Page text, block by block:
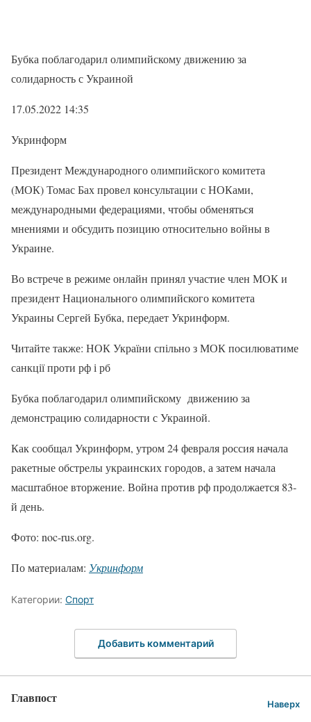
Бубка поблагодарил олимпийскому движению за
солидарность с Украиной
17.05.2022 14:35
Укринформ
Президент Международного олимпийского комитета
(МОК) Томас Бах провел консультации с НОКами,
международными федерациями, чтобы обменяться
мнениями и обсудить позицию относительно войны в
Украине.
Во встрече в режиме онлайн принял участие член МОК и
президент Национального олимпийского комитета
Украины Сергей Бубка, передает Укринформ.
Читайте также: НОК України спільно з МОК посилюватиме
санкції проти рф і рб
Бубка поблагодарил олимпийскому движению за
демонстрацию солидарности с Украиной.
Как сообщал Укринформ, утром 24 февраля россия начала
ракетные обстрелы украинских городов, а затем начала
масштабное вторжение. Война против рф продолжается 83-
й день.
Фото: noc-rus.org.
По материалам: Укринформ
Категории: Спорт
Добавить комментарий
Главпост Наверх